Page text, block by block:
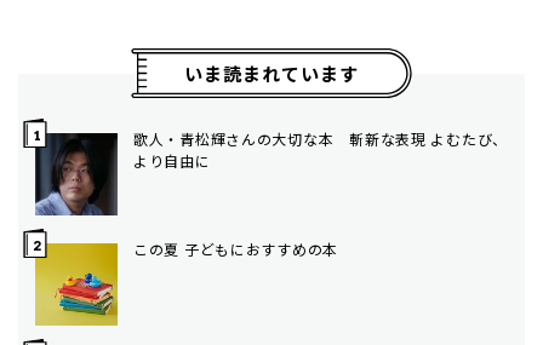
いま読まれています
歌人・青松輝さんの大切な本 斬新な表現 よむたび、
より自由に
この夏 子どもにおすすめの本